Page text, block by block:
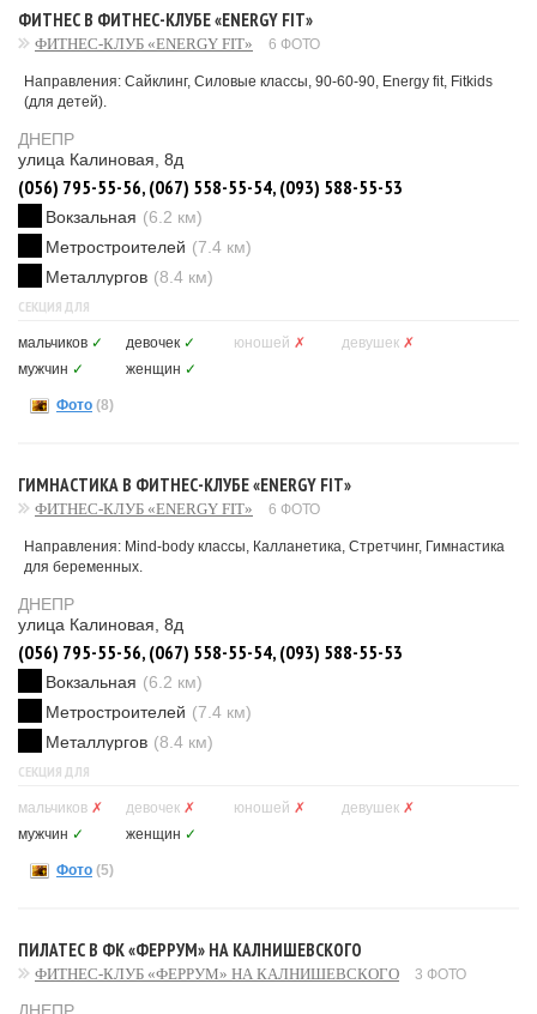
ФИТНЕС В ФИТНЕС-КЛУБЕ «ENERGY FIT»
ФИТНЕС-КЛУБ «ENERGY FIT» 6 ФОТО
Направления: Сайклинг, Силовые классы, 90-60-90, Energy fit, Fitkids
(для детей).
ДНЕПР
улица Калиновая, 8д
(056) 795-55-56, (067) 558-55-54, (093) 588-55-53
Вокзальная (6.2 км)
Метростроителей (7.4 км)
Металлургов (8.4 км)
СЕКЦИЯ ДЛЯ
мальчиков ✓ девочек ✓ юношей ✗ девушек ✗
мужчин ✓ женщин ✓
Фото (8)
ГИМНАСТИКА В ФИТНЕС-КЛУБЕ «ENERGY FIT»
ФИТНЕС-КЛУБ «ENERGY FIT» 6 ФОТО
Направления: Mind-body классы, Калланетика, Стретчинг, Гимнастика
для беременных.
ДНЕПР
улица Калиновая, 8д
(056) 795-55-56, (067) 558-55-54, (093) 588-55-53
Вокзальная (6.2 км)
Метростроителей (7.4 км)
Металлургов (8.4 км)
СЕКЦИЯ ДЛЯ
мальчиков ✗ девочек ✗ юношей ✗ девушек ✗
мужчин ✓ женщин ✓
Фото (5)
ПИЛАТЕС В ФК «ФЕРРУМ» НА КАЛНИШЕВСКОГО
ФИТНЕС-КЛУБ «ФЕРРУМ» НА КАЛНИШЕВСКОГО 3 ФОТО